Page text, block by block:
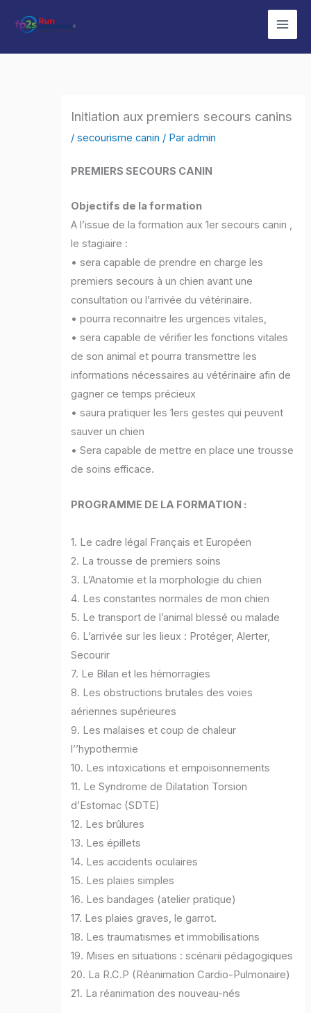
Initiation aux premiers secours canins
/secourisme canin / Paradmin
PREMIERS SECOURS CANIN
Objectifs de la formation
A l’issue de la formation aux 1er secours canin ,
le stagiaire :
• sera capable de prendre en charge les
premiers secours à un chien avant une
consultation ou l’arrivée du vétérinaire.
• pourra reconnaitre les urgences vitales,
• sera capable de vérifier les fonctions vitales
de son animal et pourra transmettre les
informations nécessaires au vétérinaire afin de
gagner ce temps précieux
• saura pratiquer les 1ers gestes qui peuvent
sauver un chien
• Sera capable de mettre en place une trousse
de soins efficace.
PROGRAMME DE LA FORMATION :
1. Le cadre légal Français et Européen
2. La trousse de premiers soins
3. L’Anatomie et la morphologie du chien
4. Les constantes normales de mon chien
5. Le transport de l’animal blessé ou malade
6. L’arrivée sur les lieux : Protéger, Alerter,
Secourir
7. Le Bilan et les hémorragies
8. Les obstructions brutales des voies
aériennes supérieures
9. Les malaises et coup de chaleur
l’’hypothermie
10. Les intoxications et empoisonnements
11. Le Syndrome de Dilatation Torsion
d’Estomac (SDTE)
12. Les brûlures
13. Les épillets
14. Les accidents oculaires
15. Les plaies simples
16. Les bandages (atelier pratique)
17. Les plaies graves, le garrot.
18. Les traumatismes et immobilisations
19. Mises en situations : scénarii pédagogiques
20. La R.C.P (Réanimation Cardio-Pulmonaire)
21. La réanimation des nouveau-nés